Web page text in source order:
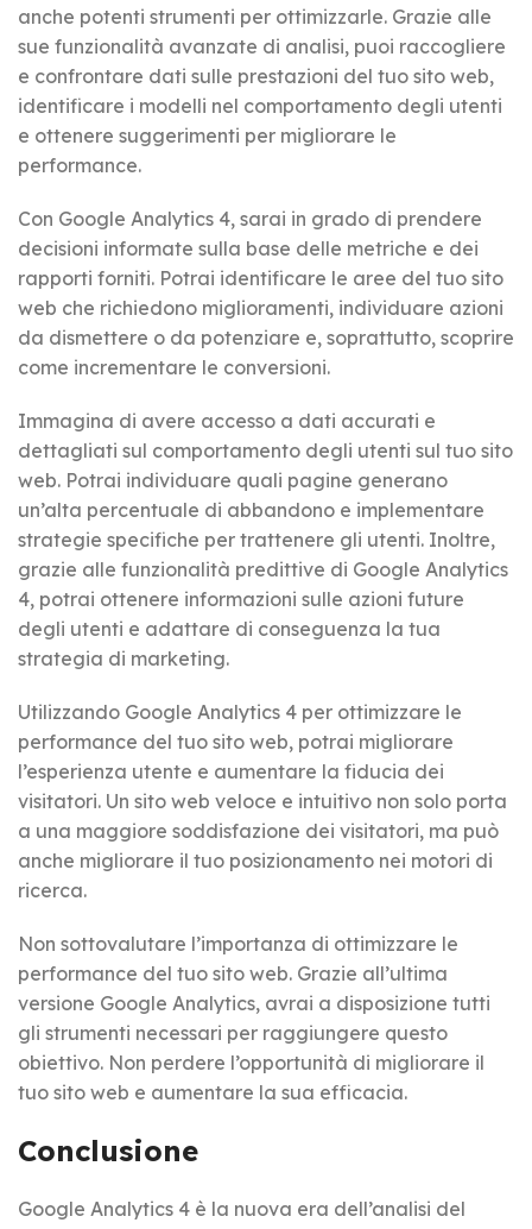
anche potenti strumenti per ottimizzarle. Grazie alle
sue funzionalità avanzate di analisi, puoi raccogliere
e confrontare dati sulle prestazioni del tuo sito web,
identificare i modelli nel comportamento degli utenti
e ottenere suggerimenti per migliorare le
performance.
Con Google Analytics 4, sarai in grado di prendere
decisioni informate sulla base delle metriche e dei
rapporti forniti. Potrai identificare le aree del tuo sito
web che richiedono miglioramenti, individuare azioni
da dismettere o da potenziare e, soprattutto, scoprire
come incrementare le conversioni.
Immagina di avere accesso a dati accurati e
dettagliati sul comportamento degli utenti sul tuo sito
web. Potrai individuare quali pagine generano
un’alta percentuale di abbandono e implementare
strategie specifiche per trattenere gli utenti. Inoltre,
grazie alle funzionalità predittive di Google Analytics
4, potrai ottenere informazioni sulle azioni future
degli utenti e adattare di conseguenza la tua
strategia di marketing.
Utilizzando Google Analytics 4 per ottimizzare le
performance del tuo sito web, potrai migliorare
l’esperienza utente e aumentare la fiducia dei
visitatori. Un sito web veloce e intuitivo non solo porta
a una maggiore soddisfazione dei visitatori, ma può
anche migliorare il tuo posizionamento nei motori di
ricerca.
Non sottovalutare l’importanza di ottimizzare le
performance del tuo sito web. Grazie all’ultima
versione Google Analytics, avrai a disposizione tutti
gli strumenti necessari per raggiungere questo
obiettivo. Non perdere l’opportunità di migliorare il
tuo sito web e aumentare la sua efficacia.
Conclusione
Google Analytics 4 è la nuova era dell’analisi del